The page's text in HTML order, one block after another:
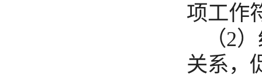
项工作
（2
关系，